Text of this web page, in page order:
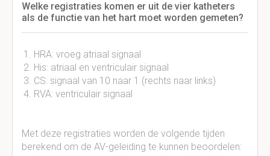
Welke registraties komen er uit de vier katheters
als de functie van het hart moet worden gemeten?
HRA: vroeg atriaal signaal
His: atriaal en ventriculair signaal
CS: signaal van 10 naar 1 (rechts naar links)
RVA: ventriculair signaal
Met deze registraties worden de volgende tijden
berekend om de AV-geleiding te kunnen beoordelen: